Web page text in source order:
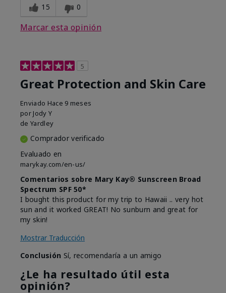
15 0
Marcar esta opinión
5
Great Protection and Skin Care
Enviado Hace 9 meses
por Jody Y
de Yardley
Comprador verificado
Evaluado en
marykay.com/en-us/
Comentarios sobre Mary Kay® Sunscreen Broad
Spectrum SPF 50*
I bought this product for my trip to Hawaii .. very hot
sun and it worked GREAT! No sunburn and great for
my skin!
Mostrar Traducción
Conclusión Sí, recomendaría a un amigo
¿Le ha resultado útil esta
opinión?